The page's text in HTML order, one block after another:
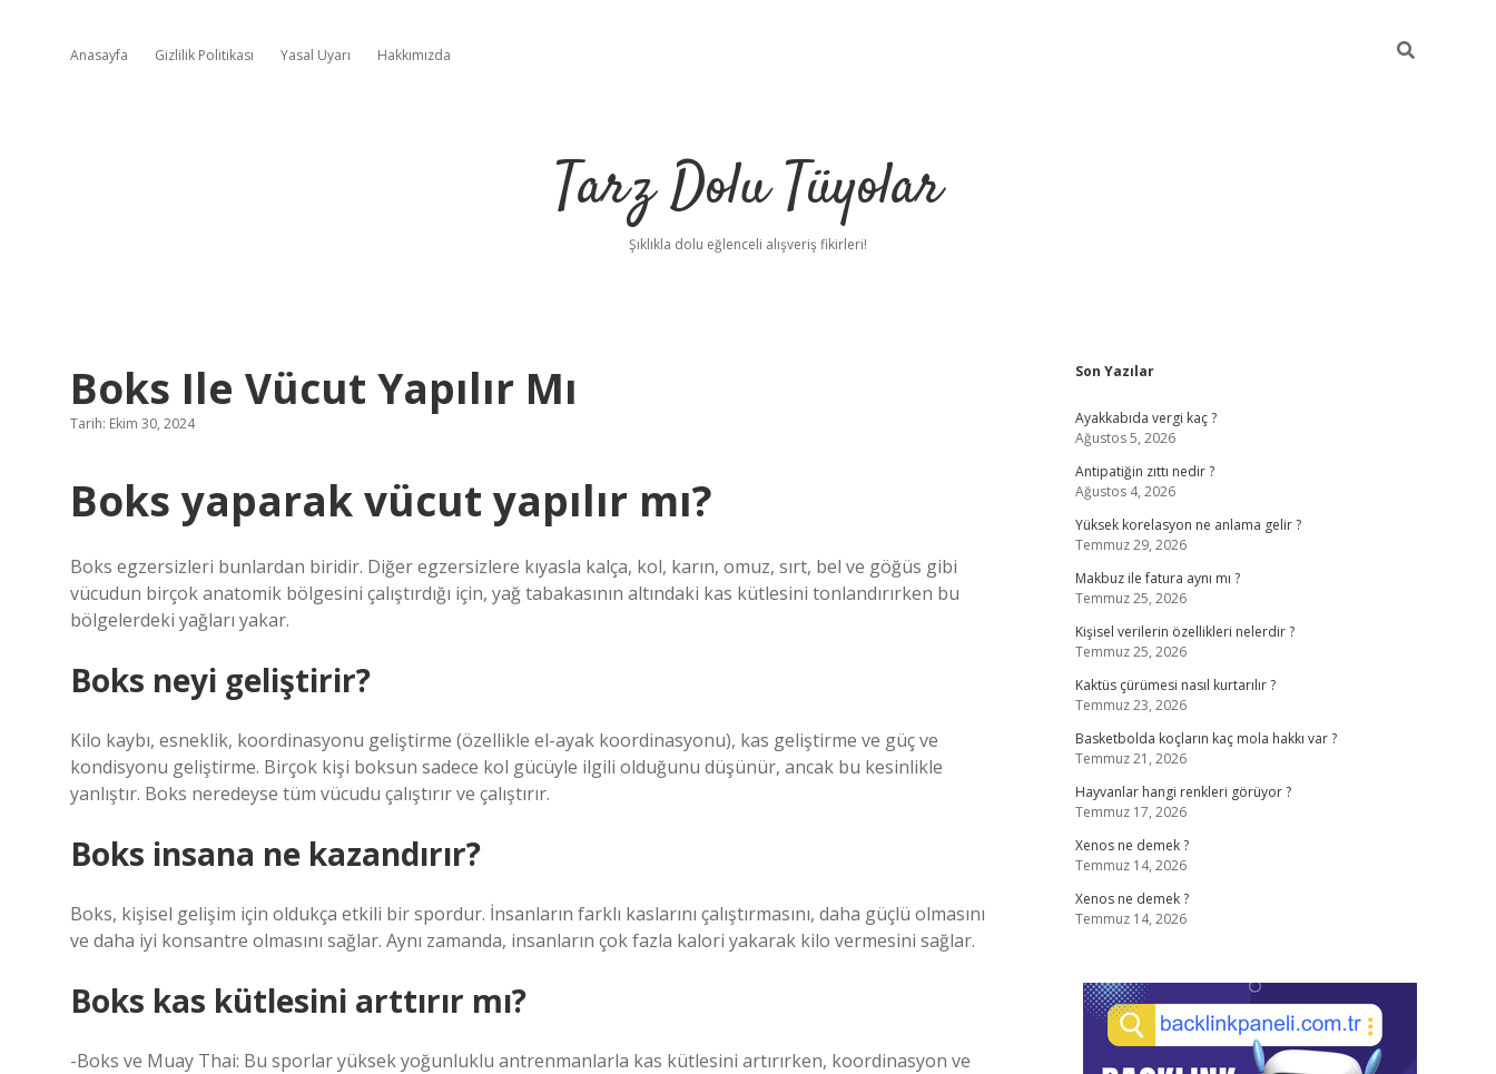
Anasayfa Gizlilik Politikası Yasal Uyarı Hakkımızda
Tarz Dolu Tüyolar
Şıklıkla dolu eğlenceli alışveriş fikirleri!
Boks Ile Vücut Yapılır Mı
Tarih: Ekim 30, 2024
Boks yaparak vücut yapılır mı?
Boks egzersizleri bunlardan biridir. Diğer egzersizlere kıyasla kalça, kol, karın, omuz, sırt, bel ve göğüs gibi
vücudun birçok anatomik bölgesini çalıştırdığı için, yağ tabakasının altındaki kas kütlesini tonlandırırken bu
bölgelerdeki yağları yakar.
Boks neyi geliştirir?
Kilo kaybı, esneklik, koordinasyonu geliştirme (özellikle el-ayak koordinasyonu), kas geliştirme ve güç ve
kondisyonu geliştirme. Birçok kişi boksun sadece kol gücüyle ilgili olduğunu düşünür, ancak bu kesinlikle
yanlıştır. Boks neredeyse tüm vücudu çalıştırır ve çalıştırır.
Boks insana ne kazandırır?
Boks, kişisel gelişim için oldukça etkili bir spordur. İnsanların farklı kaslarını çalıştırmasını, daha güçlü olmasını
ve daha iyi konsantre olmasını sağlar. Aynı zamanda, insanların çok fazla kalori yakarak kilo vermesini sağlar.
Boks kas kütlesini arttırır mı?
-Boks ve Muay Thai: Bu sporlar yüksek yoğunluklu antrenmanlarla kas kütlesini artırırken, koordinasyon ve
Sidebar
Son Yazılar
Ayakkabıda vergi kaç ?
Ağustos 5, 2026
Antipatiğin zıttı nedir ?
Ağustos 4, 2026
Yüksek korelasyon ne anlama gelir ?
Temmuz 29, 2026
Makbuz ile fatura aynı mı ?
Temmuz 25, 2026
Kişisel verilerin özellikleri nelerdir ?
Temmuz 25, 2026
Kaktüs çürümesi nasıl kurtarılır ?
Temmuz 23, 2026
Basketbolda koçların kaç mola hakkı var ?
Temmuz 21, 2026
Hayvanlar hangi renkleri görüyor ?
Temmuz 17, 2026
Xenos ne demek ?
Temmuz 14, 2026
Xenos ne demek ?
Temmuz 14, 2026
ilbet giriş yap